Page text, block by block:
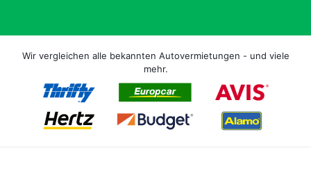
Wir vergleichen alle bekannten Autovermietungen - und viele
mehr.